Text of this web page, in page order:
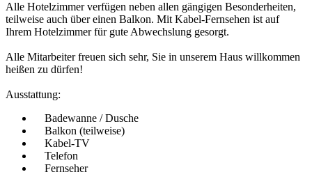
Alle Hotelzimmer verfügen neben allen gängigen Besonderheiten,
teilweise auch über einen Balkon. Mit Kabel-Fernsehen ist auf
Ihrem Hotelzimmer für gute Abwechslung gesorgt.
Alle Mitarbeiter freuen sich sehr, Sie in unserem Haus willkommen
heißen zu dürfen!
Ausstattung:
Badewanne / Dusche
Balkon (teilweise)
Kabel-TV
Telefon
Fernseher